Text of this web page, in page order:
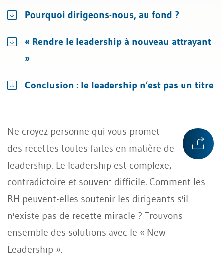
Pourquoi dirigeons-nous, au fond ?
« Rendre le leadership à nouveau attrayant
»
Conclusion : le leadership n’est pas un titre
Ne croyez personne qui vous promet
des recettes toutes faites en matière de
leadership. Le leadership est complexe,
contradictoire et souvent difficile. Comment les
RH peuvent-elles soutenir les dirigeants s'il
n'existe pas de recette miracle ? Trouvons
ensemble des solutions avec le « New
Leadership ».